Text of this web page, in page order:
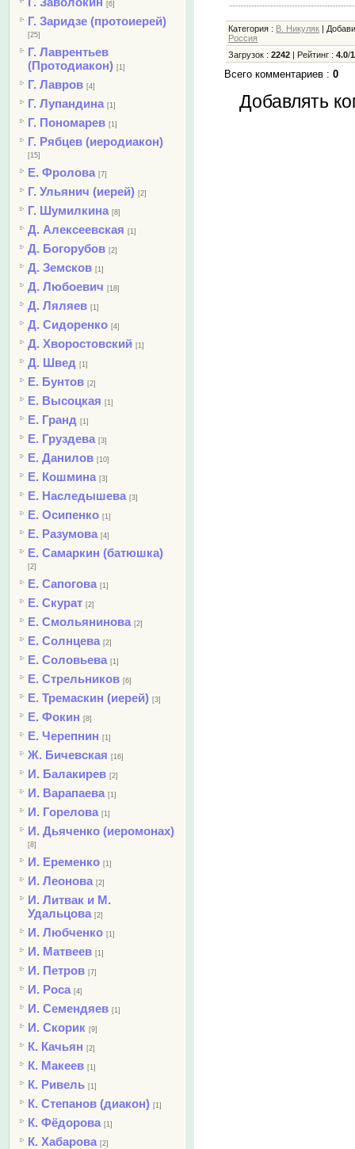
[6]
Г. Заридзе (протоиерей)
[25]
Г. Лаврентьев
(Протодиакон) [1]
Г. Лавров [4]
Г. Лупандина [1]
Г. Пономарев [1]
Г. Рябцев (иеродиакон)
[15]
Е. Фролова [7]
Г. Ульянич (иерей) [2]
Г. Шумилкина [8]
Д. Алексеевская [1]
Д. Богорубов [2]
Д. Земсков [1]
Д. Любоевич [18]
Д. Ляляев [1]
Д. Сидоренко [4]
Д. Хворостовский [1]
Д. Швед [1]
Е. Бунтов [2]
Е. Высоцкая [1]
Е. Гранд [1]
Е. Груздева [3]
Е. Данилов [10]
Е. Кошмина [3]
Е. Наследышева [3]
Е. Осипенко [1]
Е. Разумова [4]
Е. Самаркин (батюшка)
[2]
Е. Сапогова [1]
Е. Скурат [2]
Е. Смольянинова [2]
Е. Солнцева [2]
Е. Соловьева [1]
Е. Стрельников [6]
Е. Тремаскин (иерей) [3]
Е. Фокин [8]
Е. Черепнин [1]
Ж. Бичевская [16]
И. Балакирев [2]
И. Варапаева [1]
И. Горелова [1]
И. Дьяченко (иеромонах)
[8]
И. Еременко [1]
И. Леонова [2]
И. Литвак и М.
Удальцова [2]
И. Любченко [1]
И. Матвеев [1]
И. Петров [7]
И. Роса [4]
И. Семендяев [1]
И. Скорик [9]
К. Качьян [2]
К. Макеев [1]
К. Ривель [1]
К. Степанов (диакон) [1]
К. Фёдорова [1]
К. Хабарова [2]
Категория : В. Никуляк
Россия
Загрузок :2242 Рейтинг :4.0/1
Всего комментариев :0
Добавлять